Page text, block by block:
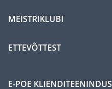
MEISTRIKLUBI
ETTEVÕTTEST
E-POE KLIENDITEENINDUS